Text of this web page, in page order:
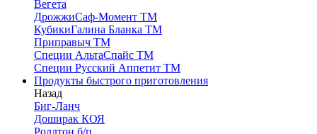
Вегета
ДрожжиСаф-Момент ТМ
КубикиГалина Бланка ТМ
Приправыч ТМ
Специи АльтаСпайс ТМ
Специи Русский Аппетит ТМ
Продукты быстрого приготовления
Назад
Биг-Ланч
Доширак КОЯ
Роллтон б/п